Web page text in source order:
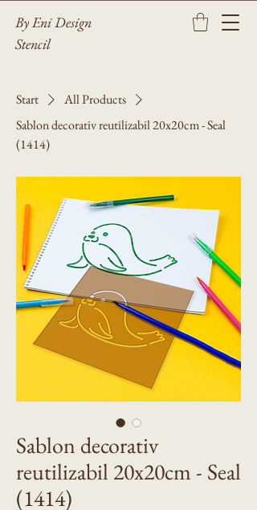
By Eni Design
Stencil
Start
All Products
Sablon decorativ reutilizabil 20x20cm - Seal
(1414)
Sablon decorativ
reutilizabil 20x20cm - Seal
(1414)